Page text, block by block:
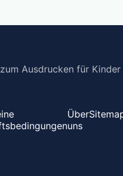
Ausdrucken für Kinder
Über
uns